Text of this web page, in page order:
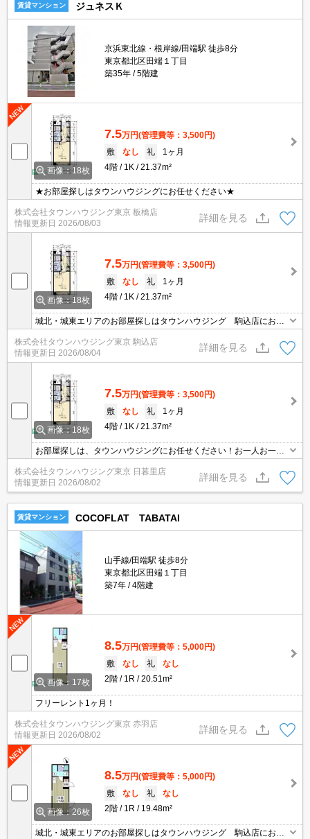
賃貸マンション ジュネスＫ
京浜東北線・根岸線/田端駅 徒歩8分
東京都北区田端１丁目
築35年
5階建
画像：18枚
7.5万円(管理費等：3,500円)
敷
なし 礼
1ヶ月
4階
1K 21.37m²
★お部屋探しはタウンハウジングにお任せください★
株式会社タウンハウジング東京 板橋店
情報更新日 2026/08/03
詳細を見る
画像：18枚
7.5万円(管理費等：3,500円)
敷
なし 礼
1ヶ月
4階
1K 21.37m²
城北・城東エリアのお部屋探しはタウンハウジング 駒込店にお任
せください。エリアを詳しいスタッフがご対応させて頂きます。
株式会社タウンハウジング東京 駒込店
情報更新日 2026/08/04
詳細を見る
画像：18枚
7.5万円(管理費等：3,500円)
敷
なし 礼
1ヶ月
4階
1K 21.37m²
お部屋探しは、タウンハウジングにお任せください！お一人お一人
様に合ったお部屋をお探し致します。分からないことは何でもご相
談くださいませ。
株式会社タウンハウジング東京 日暮里店
情報更新日 2026/08/02
詳細を見る
賃貸マンション COCOFLAT TABATAI
山手線/田端駅 徒歩8分
東京都北区田端１丁目
築7年
4階建
画像：17枚
8.5万円(管理費等：5,000円)
敷
なし 礼
なし
2階
1R 20.51m²
フリーレント1ヶ月！
株式会社タウンハウジング東京 赤羽店
情報更新日 2026/08/02
詳細を見る
画像：26枚
8.5万円(管理費等：5,000円)
敷
なし 礼
なし
2階
1R 19.48m²
城北・城東エリアのお部屋探しはタウンハウジング 駒込店にお任